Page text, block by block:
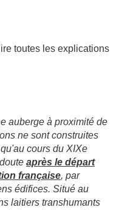
toutes les explications
auberge à proximité de
ne sont construites
cours du XIXe
après le départ
française, par
édifices. Situé au
laitiers transhumants